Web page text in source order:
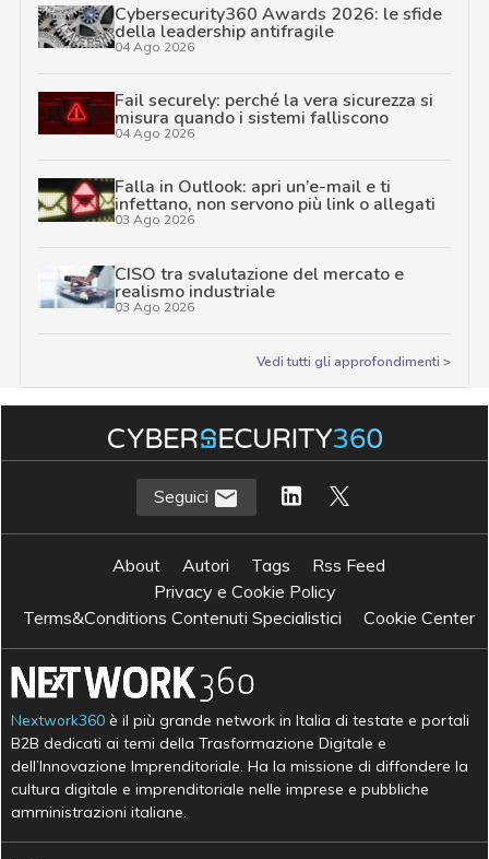
Cybersecurity360 Awards 2026: le sfide
della leadership antifragile
04 Ago 2026
Fail securely: perché la vera sicurezza si
misura quando i sistemi falliscono
04 Ago 2026
Falla in Outlook: apri un’e-mail e ti
infettano, non servono più link o allegati
03 Ago 2026
CISO tra svalutazione del mercato e
realismo industriale
03 Ago 2026
Vedi tutti gli approfondimenti >
Seguici
About Autori Tags
Rss Feed
Privacy e Cookie Policy
Terms&Conditions Contenuti Specialistici
Cookie Center
Nextwork360 è il più grande network in Italia di testate e portali
B2B dedicati ai temi della Trasformazione Digitale e
dell’Innovazione Imprenditoriale. Ha la missione di diffondere la
cultura digitale e imprenditoriale nelle imprese e pubbliche
amministrazioni italiane.